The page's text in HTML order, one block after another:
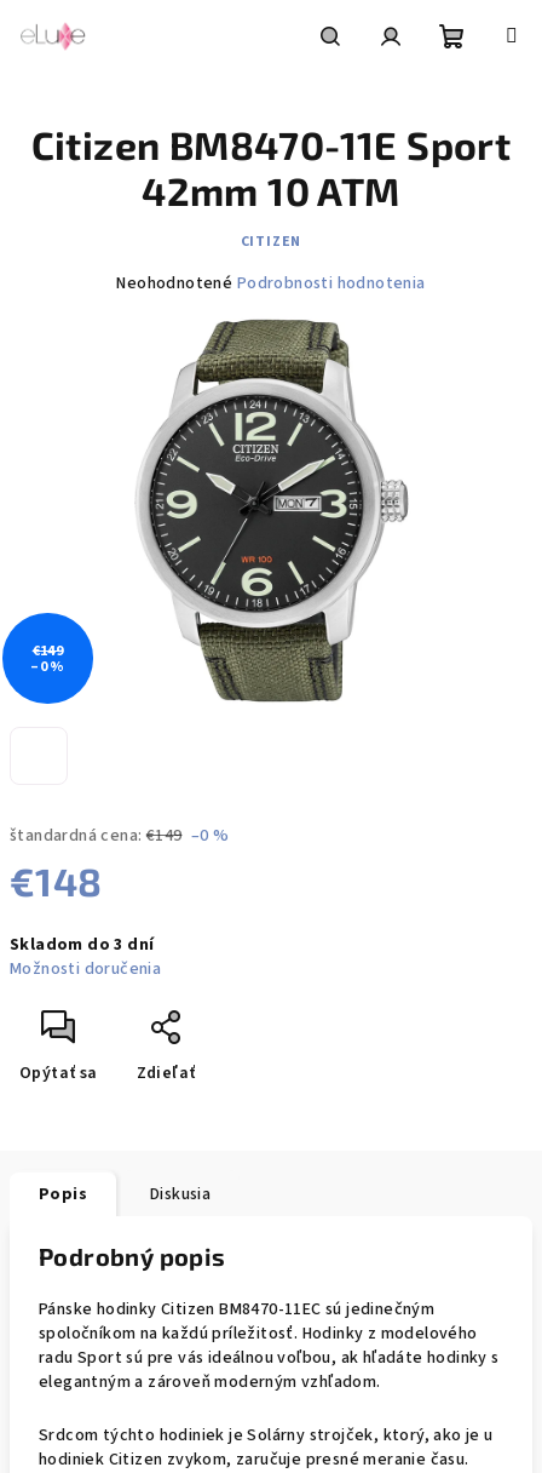
košík
štandardná cena: €149 –0 %
€148
cena:
Skladom do 3 dní
Možnosti doručenia
Opýtať sa Zdieľať
Citizen BM8470-11E Sport
42mm 10 ATM
CITIZEN
Priemerné
hviezdičiek.
Neohodnotené Podrobnosti hodnotenia
€149
–0 %
Popis Diskusia
Podrobný popis
Pánske hodinky Citizen BM8470-11EC sú jedinečným
spoločníkom na každú príležitosť. Hodinky z modelového
radu Sport sú pre vás ideálnou voľbou, ak hľadáte hodinky s
elegantným a zároveň moderným vzhľadom.
Srdcom týchto hodiniek je Solárny strojček, ktorý, ako je u
hodiniek Citizen zvykom, zaručuje presné meranie času.